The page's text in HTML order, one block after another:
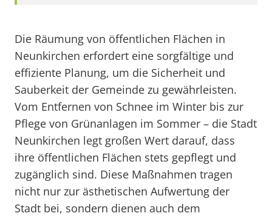
Die Räumung von öffentlichen Flächen in
Neunkirchen erfordert eine sorgfältige und
effiziente Planung, um die Sicherheit und
Sauberkeit der Gemeinde zu gewährleisten.
Vom Entfernen von Schnee im Winter bis zur
Pflege von Grünanlagen im Sommer – die Stadt
Neunkirchen legt großen Wert darauf, dass
ihre öffentlichen Flächen stets gepflegt und
zugänglich sind. Diese Maßnahmen tragen
nicht nur zur ästhetischen Aufwertung der
Stadt bei, sondern dienen auch dem